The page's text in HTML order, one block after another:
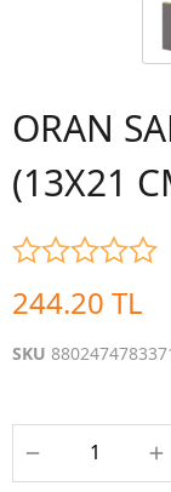
ORAN
(13X21
244.20 TL
SKU